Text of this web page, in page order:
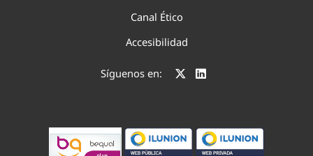
Canal Ético
Accesibilidad
Síguenos en: